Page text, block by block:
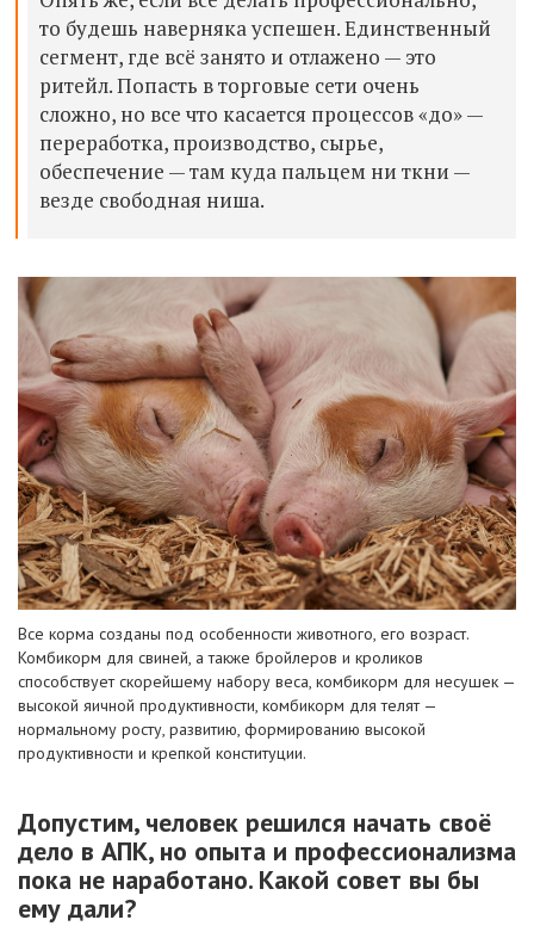
то будешь навернякауспешен.Единственный
сегмент, где всё занято и отлажено — это
ритейл.Попасть в торговые сети очень
сложно, но все что касается процессов «до» —
переработка, производство, сырье,
обеспечение — там куда пальцем ни ткни —
везде свободная ниша.
Все корма созданы под особенности животного, его возраст.
Комбикорм для свиней, а также бройлеров и кроликов
способствует скорейшему набору веса, комбикорм для несушек —
высокой яичной продуктивности, комбикорм для телят —
нормальному росту, развитию, формированию высокой
продуктивности и крепкой конституции.
Допустим, человек решился начать своё
дело в АПК, но опыта и профессионализма
пока не наработано. Какой совет вы бы
ему дали?